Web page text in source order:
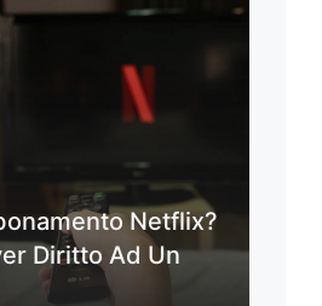
Netflix?
Diritto Ad Un